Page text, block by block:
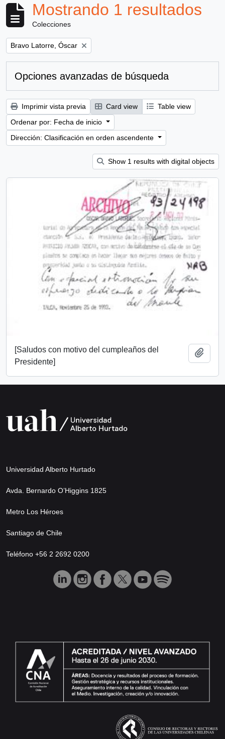
Mostrando 1 resultados
Colecciones
Remove filter:
Bravo Latorre, Óscar
Opciones avanzadas de búsqueda
Imprimir vista previa Card view
Table view
Ordenar por: Fecha de inicio
Dirección: Clasificación en orden ascendente
Show 1 results with digital objects
[Saludos con motivo del cumpleaños del
Presidente]
Universidad Alberto Hurtado
Avda. Bernardo O’Higgins 1825
Metro Los Héroes
Santiago de Chile
Teléfono +56 2 2692 0200